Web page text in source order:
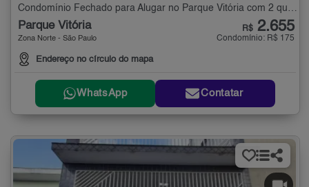
Condomínio Fechado para Alugar no Parque Vitória com 2 quartos - 59 m²
Parque Vitória
Zona Norte - São Paulo
Endereço no círculo do mapa
R$ 2.655
Condomínio: R$ 175
WhatsApp Contatar